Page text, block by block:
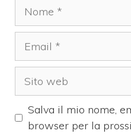
Salva il mio nome,
browser per la